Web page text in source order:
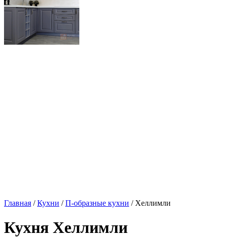
Главная /Кухни /П-образные кухни / Хеллимли
Кухня Хеллимли